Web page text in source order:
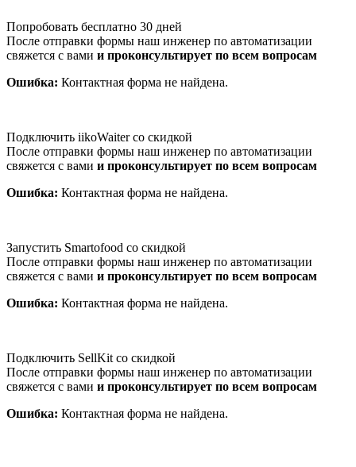
Попробовать бесплатно 30 дней
После отправки формы наш инженер по автоматизации
свяжется с вами и проконсультирует по всем вопросам
Ошибка: Контактная форма не найдена.
Подключить iikoWaiter со скидкой
После отправки формы наш инженер по автоматизации
свяжется с вами и проконсультирует по всем вопросам
Ошибка: Контактная форма не найдена.
Запустить Smartofood со скидкой
После отправки формы наш инженер по автоматизации
свяжется с вами и проконсультирует по всем вопросам
Ошибка: Контактная форма не найдена.
Подключить SellKit со скидкой
После отправки формы наш инженер по автоматизации
свяжется с вами и проконсультирует по всем вопросам
Ошибка: Контактная форма не найдена.